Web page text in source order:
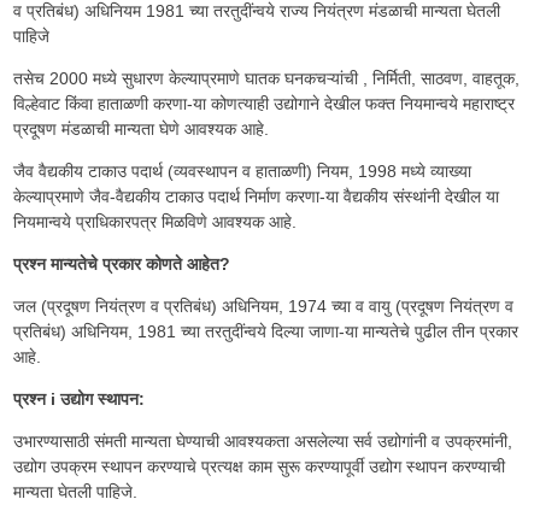
व प्रतिबंध) अधिनियम 1981 च्या तरतुदींन्वये राज्य नियंत्रण मंडळाची मान्यता घेतली
पाहिजे
तसेच 2000 मध्ये सुधारण केल्याप्रमाणे घातक घनकचऱ्यांची , निर्मिती, साठवण, वाहतूक,
विल्हेवाट किंवा हाताळणी करणा-या कोणत्याही उद्योगाने देखील फक्त नियमान्वये महाराष्ट्र
प्रदूषण मंडळाची मान्यता घेणे आवश्यक आहे.
जैव वैद्यकीय टाकाउ पदार्थ (व्यवस्थापन व हाताळणी) नियम, 1998 मध्ये व्याख्या
केल्याप्रमाणे जैव-वैद्यकीय टाकाउ पदार्थ निर्माण करणा-या वैद्यकीय संस्थांनी देखील या
नियमान्वये प्राधिकारपत्र मिळविणे आवश्यक आहे.
प्रश्न मान्यतेचे प्रकार कोणते आहेत?
जल (प्रदूषण नियंत्रण व प्रतिबंध) अधिनियम, 1974 च्या व वायु (प्रदूषण नियंत्रण व
प्रतिबंध) अधिनियम, 1981 च्या तरतुदींन्वये दिल्या जाणा-या मान्यतेचे पुढील तीन प्रकार
आहे.
प्रश्न i उद्योग स्थापन:
उभारण्यासाठी संमती मान्यता घेण्याची आवश्यकता असलेल्या सर्व उद्योगांनी व उपक्रमांनी,
उद्योग उपक्रम स्थापन करण्याचे प्रत्यक्ष काम सुरू करण्यापूर्वी उद्योग स्थापन करण्याची
मान्यता घेतली पाहिजे.